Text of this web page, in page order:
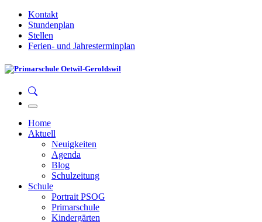
Kontakt
Stundenplan
Stellen
Ferien- und Jahresterminplan
Home
Aktuell
Neuigkeiten
Agenda
Blog
Schulzeitung
Schule
Portrait PSOG
Primarschule
Kindergärten